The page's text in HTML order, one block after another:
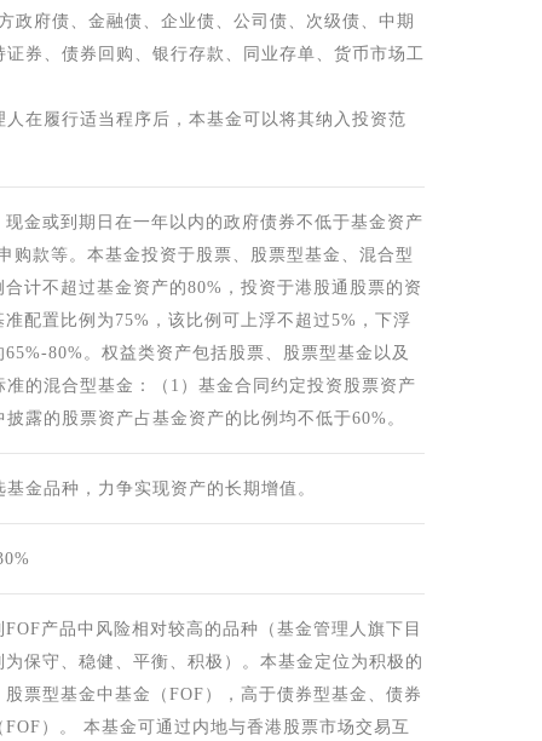
政府债、金融债、企业债、公司债、次级债、中期
券、债券回购、银行存款、同业存单、货币市场工
在履行适当程序后，本基金可以将其纳入投资范
金或到期日在一年以内的政府债券不低于基金资产
购款等。本基金投资于股票、股票型基金、混合型
计不超过基金资产的80%，投资于港股通股票的资
配置比例为75%，该比例可上浮不超过5%，下浮
80%。权益类资产包括股票、股票型基金以及
的混合型基金：（1）基金合同约定投资股票资产
露的股票资产占基金资产的比例均不低于60%。
金品种，力争实现资产的长期增值。
产品中风险相对较高的品种（基金管理人旗下目
保守、稳健、平衡、积极）。本基金定位为积极的
票型基金中基金（FOF），高于债券型基金、债券
）。 本基金可通过内地与香港股票市场交易互